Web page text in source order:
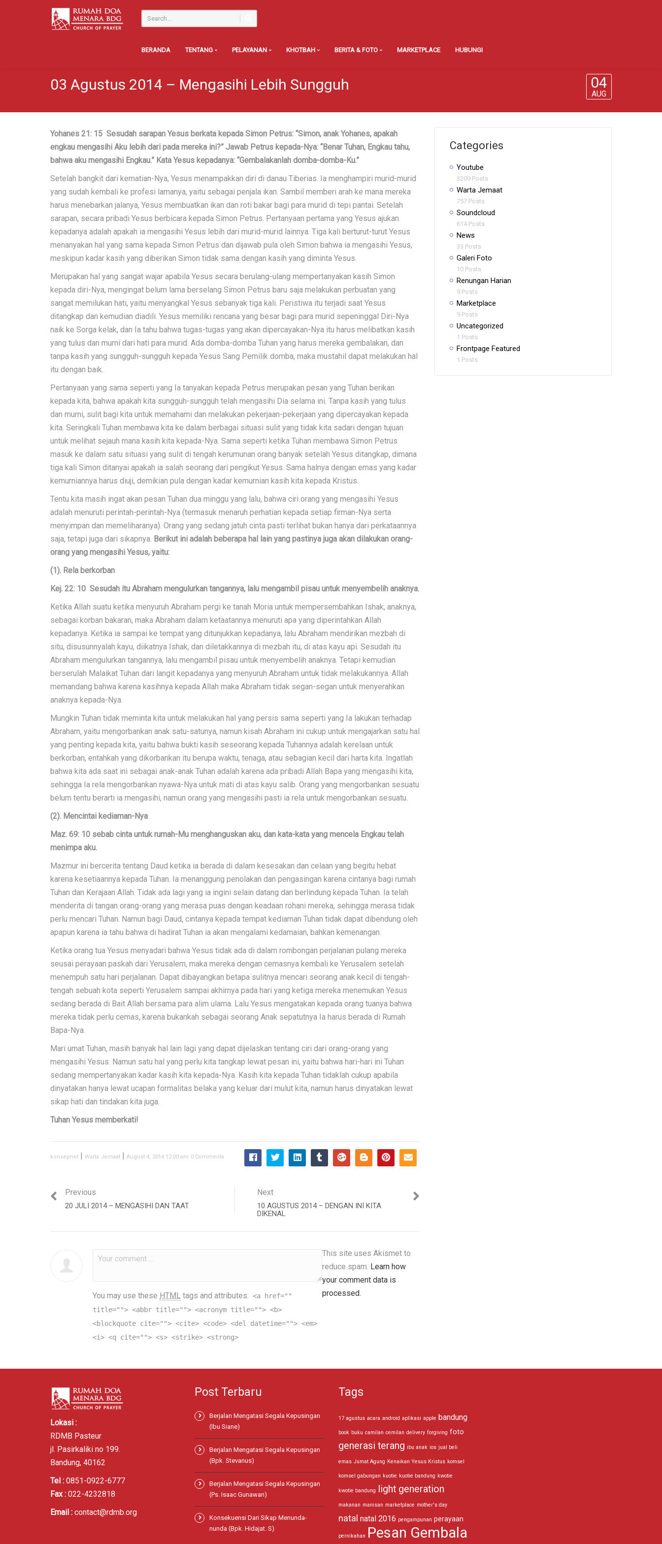
BERANDA TENTANG PELAYANAN KHOTBAH BERITA & FOTO MARKETPLACE HUBUNGI
03 Agustus 2014 – Mengasihi Lebih Sungguh 04
AUG
Yohanes 21: 15 Sesudah sarapan Yesus berkata kepada Simon Petrus: “Simon, anak Yohanes, apakah
engkau mengasihi Aku lebih dari pada mereka ini?” Jawab Petrus kepada-Nya: “Benar Tuhan, Engkau tahu,
bahwa aku mengasihi Engkau.” Kata Yesus kepadanya: “Gembalakanlah domba-domba-Ku.”
Setelah bangkit dari kematian-Nya, Yesus menampakkan diri di danau Tiberias. Ia menghampiri murid-murid
yang sudah kembali ke profesi lamanya, yaitu sebagai penjala ikan. Sambil memberi arah ke mana mereka
harus menebarkan jalanya, Yesus membuatkan ikan dan roti bakar bagi para murid di tepi pantai. Setelah
sarapan, secara pribadi Yesus berbicara kepada Simon Petrus. Pertanyaan pertama yang Yesus ajukan
kepadanya adalah apakah ia mengasihi Yesus lebih dari murid-murid lainnya. Tiga kali berturut-turut Yesus
menanyakan hal yang sama kepada Simon Petrus dan dijawab pula oleh Simon bahwa ia mengasihi Yesus,
meskipun kadar kasih yang diberikan Simon tidak sama dengan kasih yang diminta Yesus.
Merupakan hal yang sangat wajar apabila Yesus secara berulang-ulang mempertanyakan kasih Simon
kepada diri-Nya, mengingat belum lama berselang Simon Petrus baru saja melakukan perbuatan yang
sangat memilukan hati, yaitu menyangkal Yesus sebanyak tiga kali. Peristiwa itu terjadi saat Yesus
ditangkap dan kemudian diadili. Yesus memiliki rencana yang besar bagi para murid sepeninggal Diri-Nya
naik ke Sorga kelak, dan Ia tahu bahwa tugas-tugas yang akan dipercayakan-Nya itu harus melibatkan kasih
yang tulus dan murni dari hati para murid. Ada domba-domba Tuhan yang harus mereka gembalakan, dan
tanpa kasih yang sungguh-sungguh kepada Yesus Sang Pemilik domba, maka mustahil dapat melakukan hal
itu dengan baik.
Pertanyaan yang sama seperti yang Ia tanyakan kepada Petrus merupakan pesan yang Tuhan berikan
kepada kita, bahwa apakah kita sungguh-sungguh telah mengasihi Dia selama ini. Tanpa kasih yang tulus
dan murni, sulit bagi kita untuk memahami dan melakukan pekerjaan-pekerjaan yang dipercayakan kepada
kita. Seringkali Tuhan membawa kita ke dalam berbagai situasi sulit yang tidak kita sadari dengan tujuan
untuk melihat sejauh mana kasih kita kepada-Nya. Sama seperti ketika Tuhan membawa Simon Petrus
masuk ke dalam satu situasi yang sulit di tengah kerumunan orang banyak setelah Yesus ditangkap, dimana
tiga kali Simon ditanyai apakah ia salah seorang dari pengikut Yesus. Sama halnya dengan emas yang kadar
kemurniannya harus diuji, demikian pula dengan kadar kemurnian kasih kita kepada Kristus.
Tentu kita masih ingat akan pesan Tuhan dua minggu yang lalu, bahwa ciri orang yang mengasihi Yesus
adalah menuruti perintah-perintah-Nya (termasuk menaruh perhatian kepada setiap firman-Nya serta
menyimpan dan memeliharanya). Orang yang sedang jatuh cinta pasti terlihat bukan hanya dari perkataannya
saja, tetapi juga dari sikapnya. Berikut ini adalah beberapa hal lain yang pastinya juga akan dilakukan orang-
orang yang mengasihi Yesus, yaitu:
(1). Rela berkorban
Kej. 22: 10 Sesudah itu Abraham mengulurkan tangannya, lalu mengambil pisau untuk menyembelih anaknya.
Ketika Allah suatu ketika menyuruh Abraham pergi ke tanah Moria untuk mempersembahkan Ishak, anaknya,
sebagai korban bakaran, maka Abraham dalam ketaatannya menuruti apa yang diperintahkan Allah
kepadanya. Ketika ia sampai ke tempat yang ditunjukkan kepadanya, lalu Abraham mendirikan mezbah di
situ, disusunnyalah kayu, diikatnya Ishak, dan diletakkannya di mezbah itu, di atas kayu api. Sesudah itu
Abraham mengulurkan tangannya, lalu mengambil pisau untuk menyembelih anaknya. Tetapi kemudian
berserulah Malaikat Tuhan dari langit kepadanya yang menyuruh Abraham untuk tidak melakukannya. Allah
memandang bahwa karena kasihnya kepada Allah maka Abraham tidak segan-segan untuk menyerahkan
anaknya kepada-Nya.
Mungkin Tuhan tidak meminta kita untuk melakukan hal yang persis sama seperti yang Ia lakukan terhadap
Abraham, yaitu mengorbankan anak satu-satunya, namun kisah Abraham ini cukup untuk mengajarkan satu hal
yang penting kepada kita, yaitu bahwa bukti kasih seseorang kepada Tuhannya adalah kerelaan untuk
berkorban, entahkah yang dikorbankan itu berupa waktu, tenaga, atau sebagian kecil dari harta kita. Ingatlah
bahwa kita ada saat ini sebagai anak-anak Tuhan adalah karena ada pribadi Allah Bapa yang mengasihi kita,
sehingga Ia rela mengorbankan nyawa-Nya untuk mati di atas kayu salib. Orang yang mengorbankan sesuatu
belum tentu berarti ia mengasihi, namun orang yang mengasihi pasti ia rela untuk mengorbankan sesuatu.
(2). Mencintai kediaman-Nya
Maz. 69: 10 sebab cinta untuk rumah-Mu menghanguskan aku, dan kata-kata yang mencela Engkau telah
menimpa aku.
Mazmur ini bercerita tentang Daud ketika ia berada di dalam kesesakan dan celaan yang begitu hebat
karena kesetiaannya kepada Tuhan. Ia menanggung penolakan dan pengasingan karena cintanya bagi rumah
Tuhan dan Kerajaan Allah. Tidak ada lagi yang ia ingini selain datang dan berlindung kepada Tuhan. Ia telah
menderita di tangan orang-orang yang merasa puas dengan keadaan rohani mereka, sehingga merasa tidak
perlu mencari Tuhan. Namun bagi Daud, cintanya kepada tempat kediaman Tuhan tidak dapat dibendung oleh
apapun karena ia tahu bahwa di hadirat Tuhan ia akan mengalami kedamaian, bahkan kemenangan.
Ketika orang tua Yesus menyadari bahwa Yesus tidak ada di dalam rombongan perjalanan pulang mereka
seusai perayaan paskah dari Yerusalem, maka mereka dengan cemasnya kembali ke Yerusalem setelah
menempuh satu hari perjalanan. Dapat dibayangkan betapa sulitnya mencari seorang anak kecil di tengah-
tengah sebuah kota seperti Yerusalem sampai akhirnya pada hari yang ketiga mereka menemukan Yesus
sedang berada di Bait Allah bersama para alim ulama. Lalu Yesus mengatakan kepada orang tuanya bahwa
mereka tidak perlu cemas, karena bukankah sebagai seorang Anak sepatutnya Ia harus berada di Rumah
Bapa-Nya.
Mari umat Tuhan, masih banyak hal lain lagi yang dapat dijelaskan tentang ciri dari orang-orang yang
mengasihi Yesus. Namun satu hal yang perlu kita tangkap lewat pesan ini, yaitu bahwa hari-hari ini Tuhan
sedang mempertanyakan kadar kasih kita kepada-Nya. Kasih kita kepada Tuhan tidaklah cukup apabila
dinyatakan hanya lewat ucapan formalitas belaka yang keluar dari mulut kita, namun harus dinyatakan lewat
sikap hati dan tindakan kita juga.
Tuhan Yesus memberkati!
konsepnet | Warta Jemaat | August 4, 2014 12:00 am 0 Comments
Previous
20 JULI 2014 – MENGASIHI DAN TAAT
Next
10 AGUSTUS 2014 – DENGAN INI KITA
DIKENAL
You may use these HTML tags and attributes: <a href=""
title=""> <abbr title=""> <acronym title=""> <b>
<blockquote cite=""> <cite> <code> <del datetime=""> <em>
<i> <q cite=""> <s> <strike> <strong>
This site uses Akismet to
reduce spam. Learn how
your comment data is
processed.
Categories
Youtube
3209 Posts
Warta Jemaat
757 Posts
Soundcloud
614 Posts
News
33 Posts
Galeri Foto
10 Posts
Renungan Harian
9 Posts
Marketplace
9 Posts
Uncategorized
1 Posts
Frontpage Featured
1 Posts
Lokasi :
RDMB Pasteur
jl. Pasirkaliki no 199.
Bandung, 40162
Tel : 0851-0922-6777
Fax : 022-4232818
Email : contact@rdmb.org
Post Terbaru
Berjalan Mengatasi Segala Kepusingan
(Ibu Siane)
Berjalan Mengatasi Segala Kepusingan
(Bpk. Stevanus)
Berjalan Mengatasi Segala Kepusingan
(Ps. Isaac Gunawan)
Konsekuensi Dari Sikap Menunda-
nunda (Bpk. Hidajat. S)
Tags
17 agustus acara android aplikasi apple bandung
book buku camilan cemilan delivery forgiving foto
generasi terang ibu anak ios jual beli
emas Jumat Agung Kenaikan Yesus Kristus komsel
komsel gabungan kuotie kuotie bandung kwotie
kwotie bandung light generation
makanan manisan marketplace mother's day
natal natal 2016 pengampunan perayaan
pernikahan Pesan Gembala